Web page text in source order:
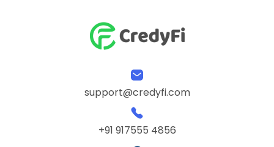
support@credyfi.com
+91 917555 4856